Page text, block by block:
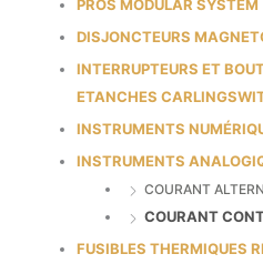
PROS MODULAR SYSTEM
DISJONCTEURS
INTERRUPTEURS ET
ETANCHES
INSTRUMENTS
INSTRUMENTS
COURANT
COURANT
FUSIBLES THERMIQUES